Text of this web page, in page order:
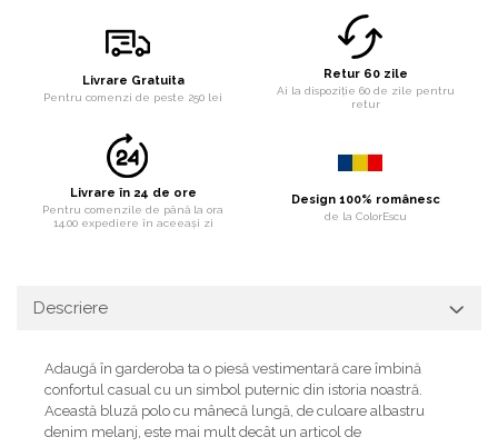
Livrare Gratuita
Pentru comenzi de peste 250 lei
Retur 60 zile
Ai la dispoziție 60 de zile pentru
retur
Livrare în 24 de ore
Pentru comenzile de până la ora
14.00 expediere în aceeași zi
Design 100% românesc
de la ColorEscu
Descriere
Adaugă în garderoba ta o piesă vestimentară care îmbină
confortul casual cu un simbol puternic din istoria noastră.
Această bluză polo cu mânecă lungă, de culoare albastru
denim melanj, este mai mult decât un articol de